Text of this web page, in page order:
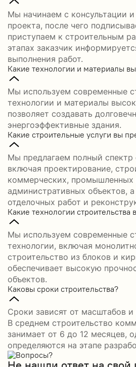
Мы начинаем с консультации и
проекта, после чего
приступаем к строительным
этапах заказчик
выполнения работ.
Какие технологии и материалы
Мы используем современные
технологии и материалы
позволяет создавать
энергоэффективные здания.
Какие строительные услуги вы
Мы предлагаем полный спектр
включая проектирование,
коммерческих, промышленных
административных объектов,
отделочных работ и
Какие технологии строительства
Мы используем современные
технологии, включая
строительство из блоков и
обеспечивает высокую
объектов.
Каковы сроки строительства?
Сроки зависят от масштабов
В среднем строительство
занимает от 6 до 12 месяцев,
определяются на этапе